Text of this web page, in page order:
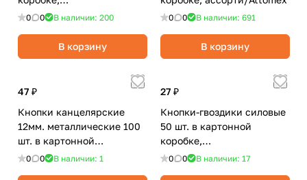
ассорти/OfficeSpace
0 0 В наличии: 200
В корзину
0 0 В наличии: 691
В корзину
47 ₽
Кнопки канцелярские
12мм. металлические 100
шт. в картонной
коробке/STAFF
0 0 В наличии: 1
27 ₽
Кнопки-гвоздики силовые
50 шт. в картонной
коробке,
ассорти/Workmate
0 0 В наличии: 17